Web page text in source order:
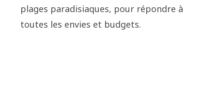
plages paradisiaques, pour répondre à
toutes les envies et budgets.